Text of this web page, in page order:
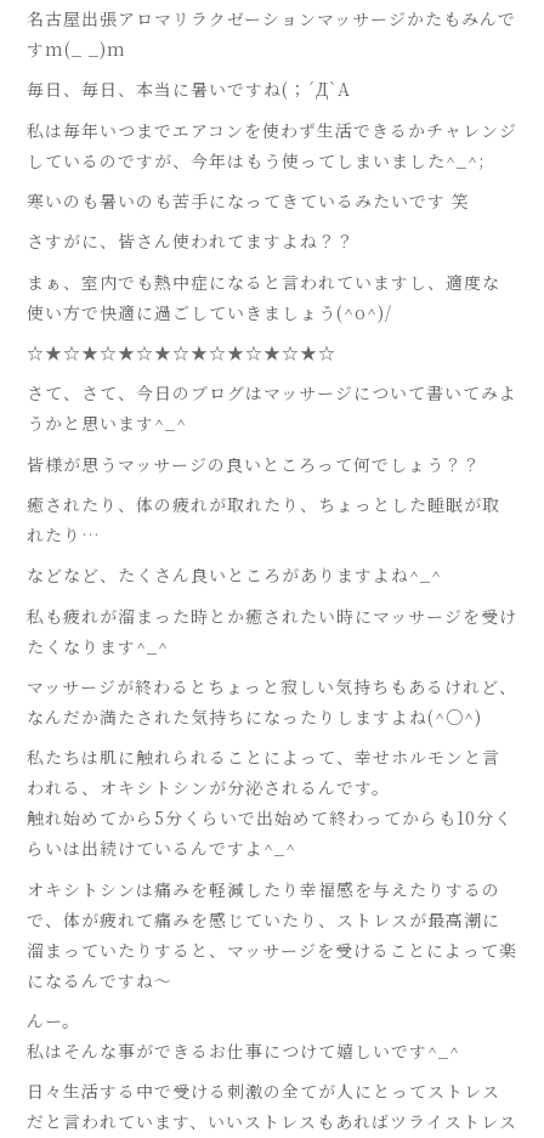
名古屋出張アロマリラクゼーションマッサージかたもみんで
すm(_ _)m
毎日、毎日、本当に暑いですね(；´Д`A
私は毎年いつまでエアコンを使わず生活できるかチャレンジ
しているのですが、今年はもう使ってしまいました^_^;
寒いのも暑いのも苦手になってきているみたいです 笑
さすがに、皆さん使われてますよね？？
まぁ、室内でも熱中症になると言われていますし、適度な
使い方で快適に過ごしていきましょう(^o^)/
☆★☆★☆★☆★☆★☆★☆★☆★☆
さて、さて、今日のブログはマッサージについて書いてみよ
うかと思います^_^
皆様が思うマッサージの良いところって何でしょう？？
癒されたり、体の疲れが取れたり、ちょっとした睡眠が取
れたり…
などなど、たくさん良いところがありますよね^_^
私も疲れが溜まった時とか癒されたい時にマッサージを受け
たくなります^_^
マッサージが終わるとちょっと寂しい気持ちもあるけれど、
なんだか満たされた気持ちになったりしますよね(^○^)
私たちは肌に触れられることによって、幸せホルモンと言
われる、オキシトシンが分泌されるんです。
触れ始めてから5分くらいで出始めて終わってからも10分く
らいは出続けているんですよ^_^
オキシトシンは痛みを軽減したり幸福感を与えたりするの
で、体が疲れて痛みを感じていたり、ストレスが最高潮に
溜まっていたりすると、マッサージを受けることによって楽
になるんですね〜
んー。
私はそんな事ができるお仕事につけて嬉しいです^_^
日々生活する中で受ける刺激の全てが人にとってストレス
だと言われています、いいストレスもあればツライストレス